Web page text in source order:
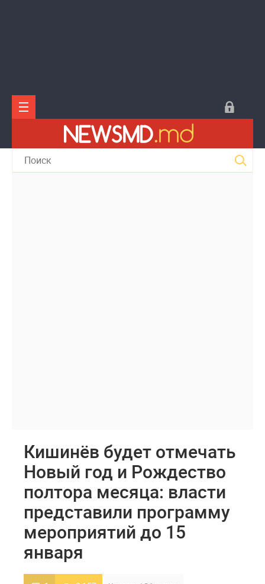
Кишинёв будет отмечать
Новый год и Рождество
полтора месяца: власти
представили программу
мероприятий до 15
января